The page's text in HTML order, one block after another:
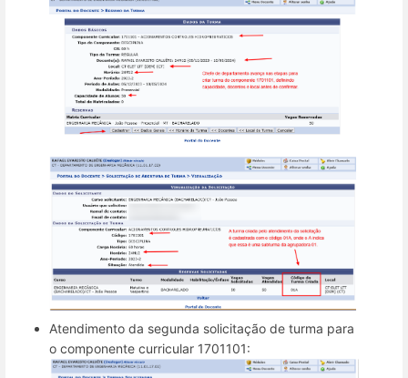
Atendimento da segunda solicitação de turma para
o componente curricular 1701101: